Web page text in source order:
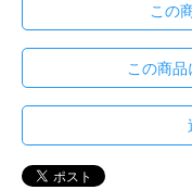
この
この商